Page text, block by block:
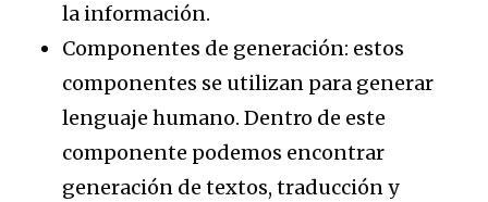
la información.
Componentes de generación: estos
componentes se utilizan para generar
lenguaje humano. Dentro de este
componente podemos encontrar
generación de textos, traducción y